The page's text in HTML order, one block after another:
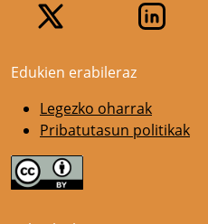
Edukien erabileraz
Legezko oharrak
Pribatutasun politikak